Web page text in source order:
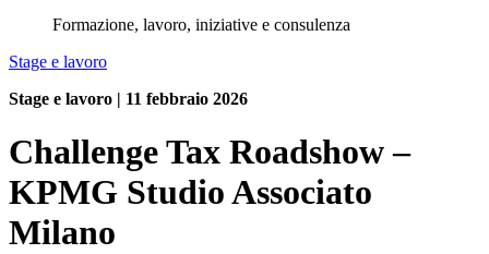
Formazione, lavoro, iniziative e consulenza
Stage e lavoro
Stage e lavoro | 11 febbraio 2026
Challenge Tax Roadshow –
KPMG Studio Associato
Milano